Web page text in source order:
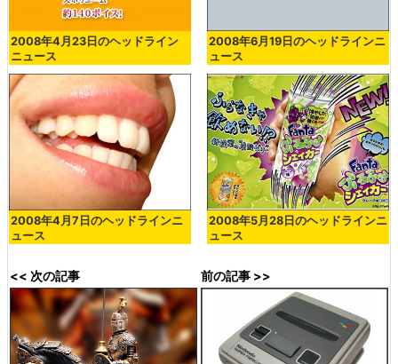
2008年4月23日のヘッドライン
ニュース
2008年6月19日のヘッドラインニ
ュース
2008年4月7日のヘッドラインニ
ュース
2008年5月28日のヘッドラインニ
ュース
<< 次の記事 前の記事 >>